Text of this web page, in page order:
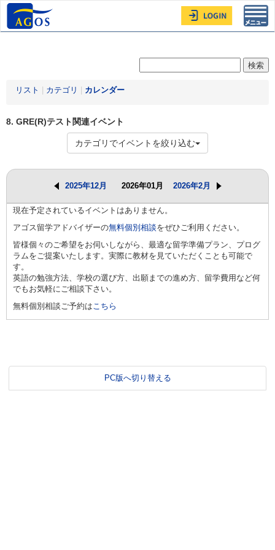
リスト カテゴリ カレンダー
8. GRE(R)テスト関連イベント
カテゴリでイベントを絞り込む
2025年12月 2026年01月 2026年2月
現在予定されているイベントはありません。
アゴス留学アドバイザーの無料個別相談をぜひご利用ください。
皆様個々のご希望をお伺いしながら、最適な留学準備プラン、プログ
ラムをご提案いたします。実際に教材を見ていただくことも可能で
す。
英語の勉強方法、学校の選び方、出願までの進め方、留学費用など何
でもお気軽にご相談下さい。
無料個別相談ご予約はこちら
PC版へ切り替える